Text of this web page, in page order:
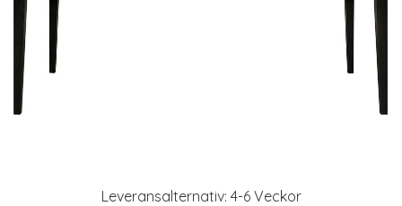
Leveransalternativ: 4-6 Veckor